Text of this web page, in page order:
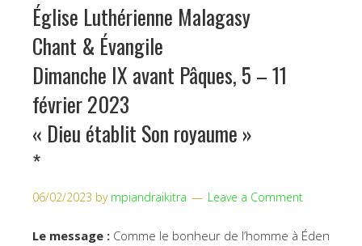
Église Luthérienne Malagasy
Chant & Évangile
Dimanche IX avant Pâques, 5 – 11
février 2023
« Dieu établit Son royaume »
*
06/02/2023 by mpiandraikitra Leave a Comment
Le message : Comme le bonheur de l’homme à Éden